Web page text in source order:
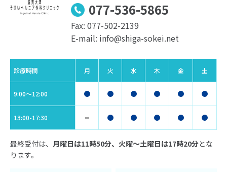
077-536-5865
Fax: 077-502-2139
E-mail: info@shiga-sokei.net
診療時間 月 火 水 木 金 土
9:00〜12:00
13:00-17:30
最終受付は、 月曜日は11時50分、火曜〜土曜日は17時20分とな
ります。